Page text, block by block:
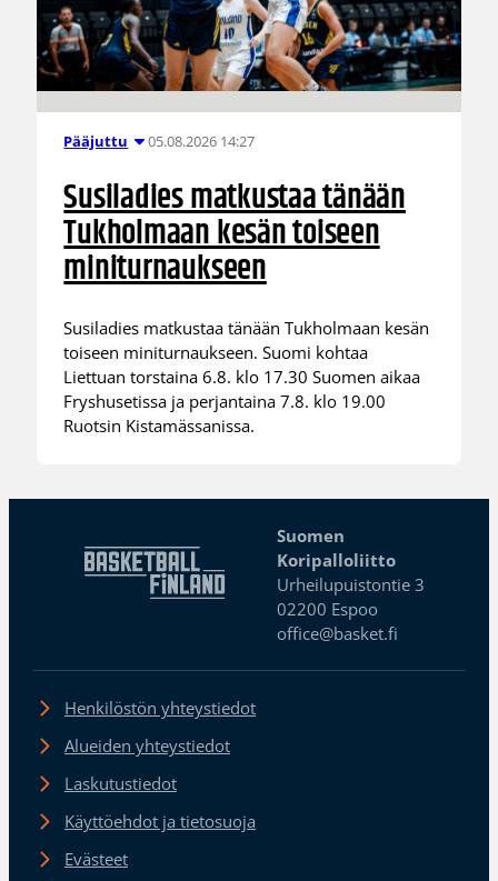
Pääjuttu 05.08.2026 14:27
Susiladies matkustaa tänään
Tukholmaan kesän toiseen
miniturnaukseen
Susiladies matkustaa tänään Tukholmaan kesän
toiseen miniturnaukseen. Suomi kohtaa
Liettuan torstaina 6.8. klo 17.30 Suomen aikaa
Fryshusetissa ja perjantaina 7.8. klo 19.00
Ruotsin Kistamässanissa.
Suomen
Koripalloliitto
Urheilupuistontie 3
02200 Espoo
office@basket.fi
Henkilöstön yhteystiedot
Alueiden yhteystiedot
Laskutustiedot
Käyttöehdot ja tietosuoja
Evästeet